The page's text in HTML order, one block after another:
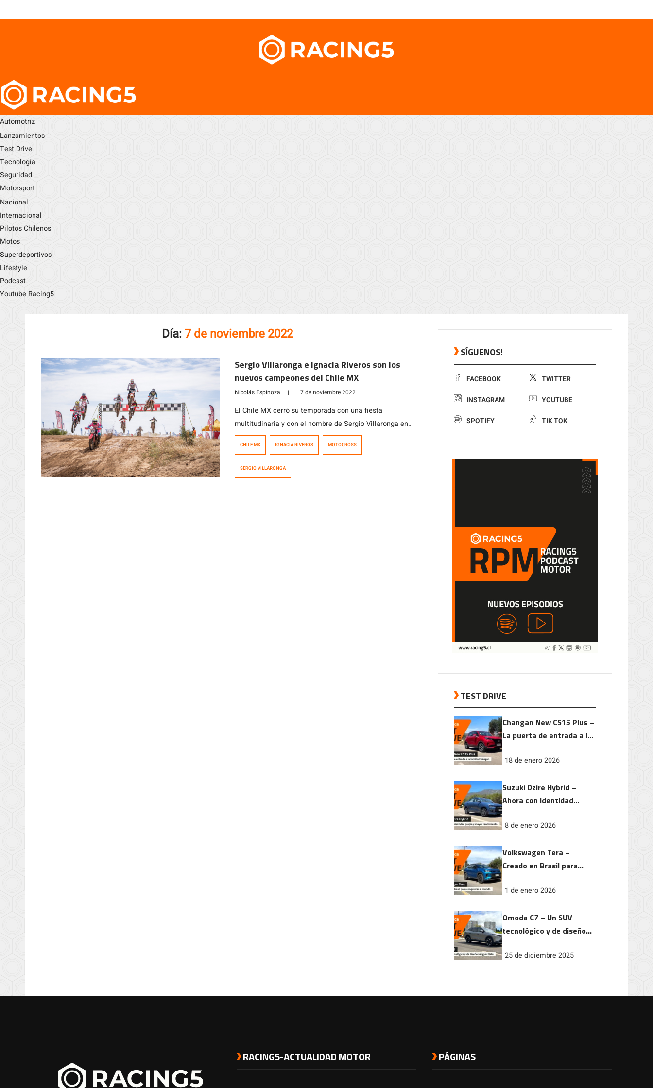
Automotriz
Lanzamientos
Test Drive
Tecnología
Seguridad
Motorsport
Nacional
Internacional
Pilotos Chilenos
Motos
Superdeportivos
Lifestyle
Podcast
Youtube Racing5
Día: 7 de noviembre 2022
Sergio Villaronga e Ignacia Riveros son los
nuevos campeones del Chile MX
Nicolás Espinoza | 7 de noviembre 2022
El Chile MX cerró su temporada con una fiesta
multitudinaria y con el nombre de Sergio Villaronga en
lo más alto. “Chechín” se convirtió en el nuevo campeón
permitió mantener el liderato en la general, y quedarse
CHILE MX IGNACIA RIVEROS MOTOCROSS
SERGIO VILLARONGA
SÍGUENOS!
FACEBOOK TWITTER
INSTAGRAM YOUTUBE
SPOTIFY TIK TOK
TEST DRIVE
Changan New CS15 Plus –
La puerta de entrada a la
18 de enero 2026
Suzuki Dzire Hybrid –
Ahora con identidad
rendimiento
8 de enero 2026
Volkswagen Tera –
Creado en Brasil para
1 de enero 2026
Omoda C7 – Un SUV
tecnológico y de diseño
25 de diciembre 2025
RACING5-ACTUALIDAD MOTOR PÁGINAS